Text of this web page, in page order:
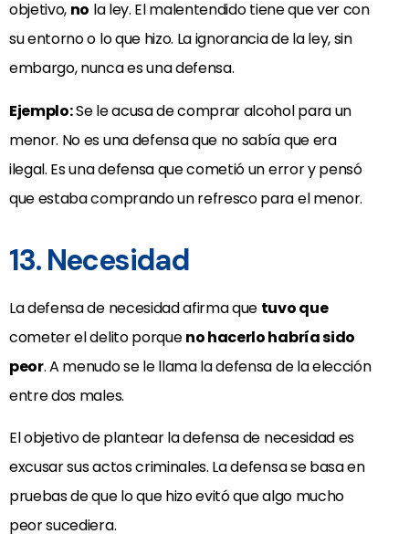
objetivo, no la ley. El malentendido tiene que ver con
su entorno o lo que hizo. La ignorancia de la ley, sin
embargo, nunca es una defensa.
Ejemplo:Se le acusa de comprar alcohol para un
menor. No es una defensa que no sabía que era
ilegal. Es una defensa que cometió un error y pensó
que estaba comprando un refresco para el menor.
13. Necesidad
La defensa de necesidad afirma que tuvo que
cometer el delito porqueno hacerlo habría sido
peor. A menudo se le llama la defensa de la elección
entre dos males.
El objetivo de plantear la defensa de necesidad es
excusar sus actos criminales. La defensa se basa en
pruebas de que lo que hizo evitó que algo mucho
peor sucediera.